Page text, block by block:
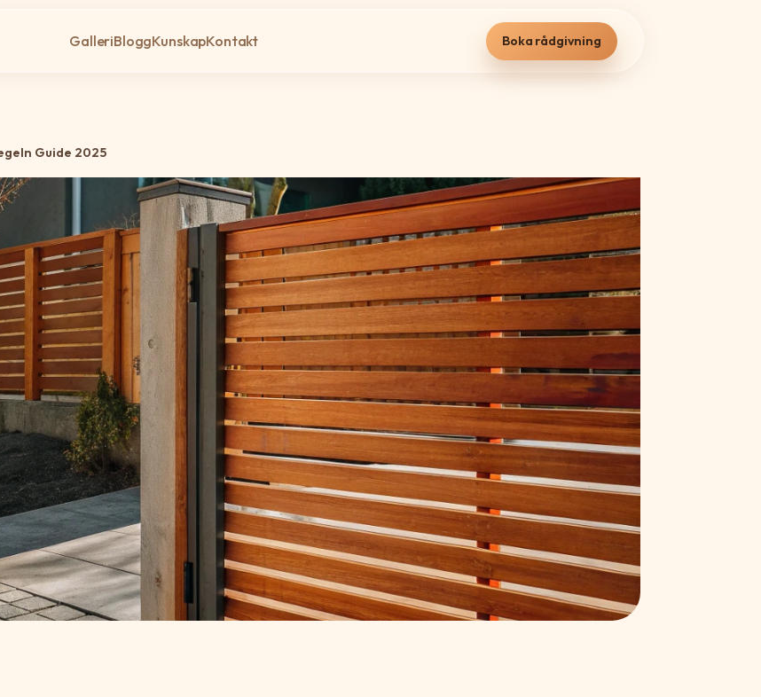
GalleriBloggKunskapKontakt Boka rådgivning
Guide 2025